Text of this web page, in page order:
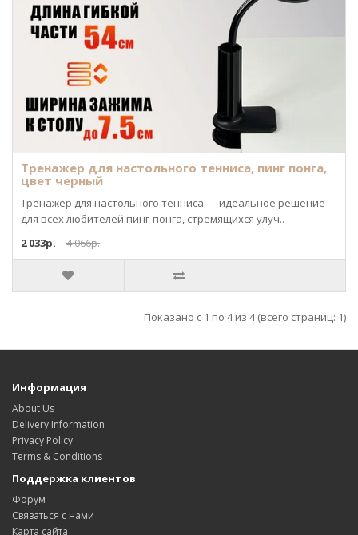
Тренажер для настольного тенниса, пинг понга,
цвет черный
Тренажер для настольного тенниса — идеальное решение
для всех любителей пинг-понга, стремящихся улуч..
2 033р.
4 066р.
Показано с 1 по 4 из 4 (всего страниц: 1)
Информация
About Us
Delivery Information
Privacy Policy
Terms & Conditions
Поддержка клиентов
Форум
Связаться с нами
Карта сайта